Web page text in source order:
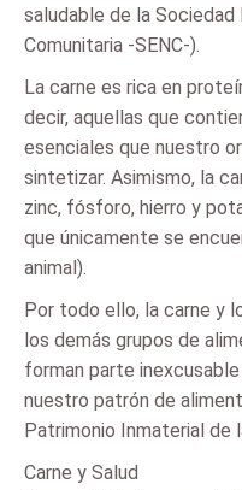
saludable de la
Comunitaria -SENC-).
La carne es rica en
decir, aquellas que
esenciales que nuestro
sintetizar. Asimismo, la
zinc, fósforo, hierro y
que únicamente se
animal).
Por todo ello, la carne y
los demás grupos de
forman parte
nuestro patrón de
Patrimonio Inmaterial de
Carne y Salud